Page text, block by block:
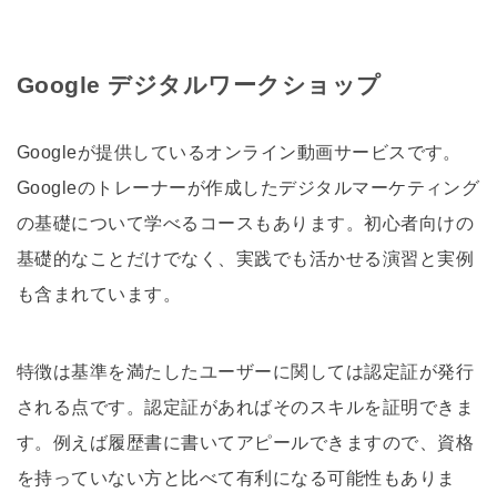
Google デジタルワークショップ
Googleが提供しているオンライン動画サービスです。
Googleのトレーナーが作成したデジタルマーケティング
の基礎について学べるコースもあります。初心者向けの
基礎的なことだけでなく、実践でも活かせる演習と実例
も含まれています。
特徴は基準を満たしたユーザーに関しては認定証が発行
される点です。認定証があればそのスキルを証明できま
す。例えば履歴書に書いてアピールできますので、資格
を持っていない方と比べて有利になる可能性もありま